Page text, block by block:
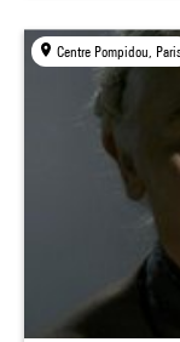
Centre Pompidou,